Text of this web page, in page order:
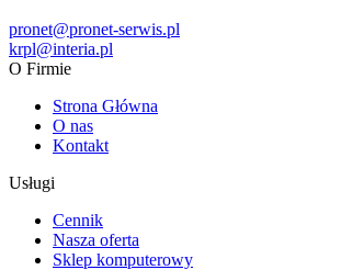
pronet@pronet-serwis.pl
krpl@interia.pl
O Firmie
Strona Główna
O nas
Kontakt
Usługi
Cennik
Nasza oferta
Sklep komputerowy